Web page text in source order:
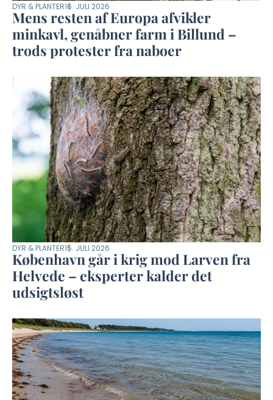
DYR & PLANTER16. JULI 2026
Mens resten af Europa afvikler
minkavl, genåbner farm i Billund –
trods protester fra naboer
DYR & PLANTER15. JULI 2026
København går i krig mod Larven fra
Helvede – eksperter kalder det
udsigtsløst